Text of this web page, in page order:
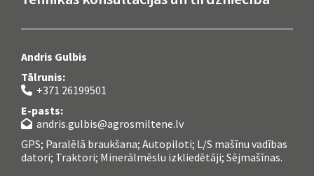
Andris Gulbis
Tālrunis:
 +371 26199501
E-pasts:
 andris.gulbis@agrosmiltene.lv
GPS; Paralēlā braukšana; Autopiloti; L/S mašīnu vadības
datori; Traktori; Minerālmēslu izkliedētāji; Sējmašīnas.